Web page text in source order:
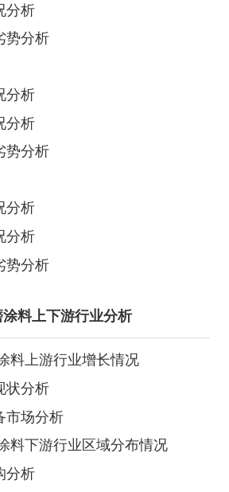
分析
势分析
分析
分析
势分析
分析
分析
势分析
料上下游行业分析
料上游行业增长情况
状分析
市场分析
料下游行业区域分布情况
分析